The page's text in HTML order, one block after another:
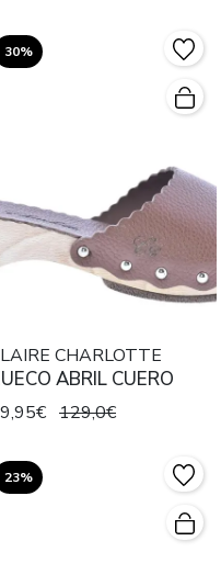
30%
CHARLOTTE
ABRIL CUERO
129,0€
23%